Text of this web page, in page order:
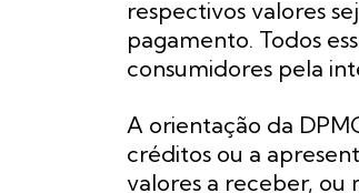
respectivos valores
pagamento. Todos
consumidores pela
A orientação da
créditos ou a
valores a receber, ou